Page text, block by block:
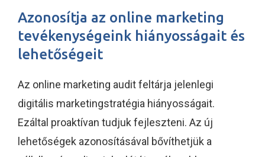
Azonosítja az online marketing
tevékenységeink hiányosságait és
lehetőségeit
Az online marketing audit feltárja jelenlegi
digitális marketingstratégia hiányosságait.
Ezáltal proaktívan tudjuk fejleszteni. Az új
lehetőségek azonosításával bővíthetjük a